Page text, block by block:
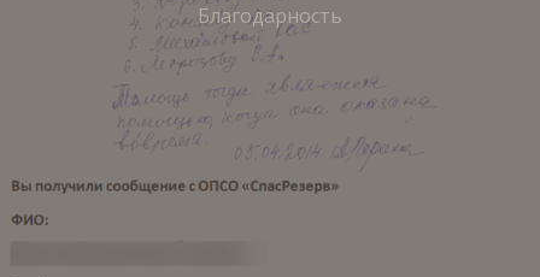
Благодарность